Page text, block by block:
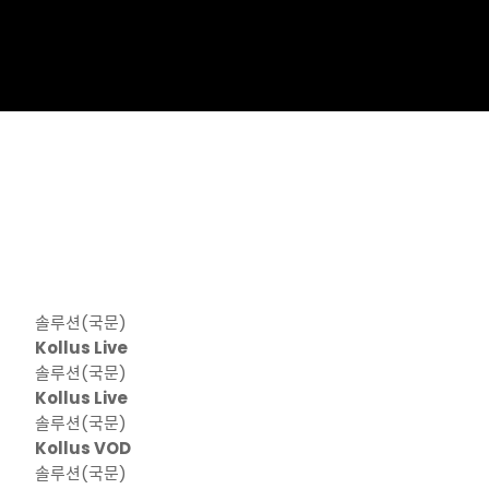
솔루션(국문)
Kollus Live
솔루션(국문)
Kollus Live
솔루션(국문)
Kollus VOD
솔루션(국문)